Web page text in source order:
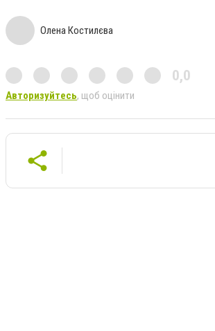
Олена Костилєва
0,0
Авторизуйтесь, щоб оцінити